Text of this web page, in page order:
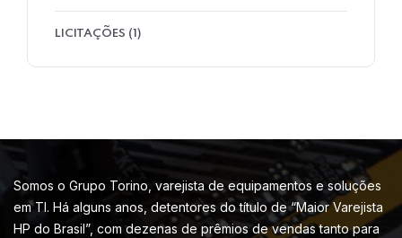
LICITAÇÕES (1)
Somos o Grupo Torino, varejista de equipamentos e soluções
em TI. Há alguns anos, detentores do título de “Maior Varejista
HP do Brasil”, com dezenas de prêmios de vendas tanto para